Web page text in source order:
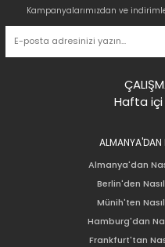
Kampanyalarımızdan ve
Hafta içi
ALMANYA'DAN
Almanya'dan
Berlin'den
Münih'ten
Hamburg'dan
Frankfurt'tan